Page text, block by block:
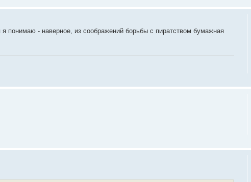
понимаю - наверное, из соображений борьбы с пиратством бумажная